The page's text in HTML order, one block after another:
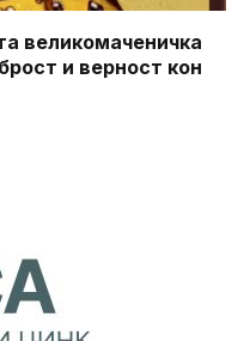
великомаченичка
и верност кон